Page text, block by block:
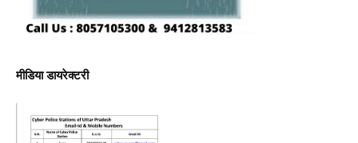
मीडिया डायरेक्टरी